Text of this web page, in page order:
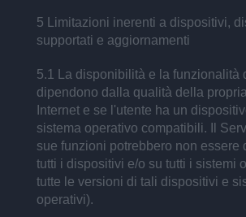
5 Limitazioni inerenti a dispositivi,
supportati e aggiornamenti
5.1 La disponibilità e la funzionalità
dipendono dalla qualità della
Internet e se l'utente ha un
sistema operativo compatibili. Il
sue funzioni potrebbero non essere
tutti i dispositivi e/o su tutti i sistemi
tutte le versioni di tali dispositivi e
operativi).